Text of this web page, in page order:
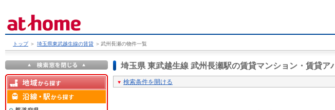
トップ ＞ 埼玉県東武越生線の賃貸 ＞ 武州長瀬の物件一覧
埼玉県 東武越生線 武州長瀬駅の賃貸マンション・賃貸ア
検索条件を開ける